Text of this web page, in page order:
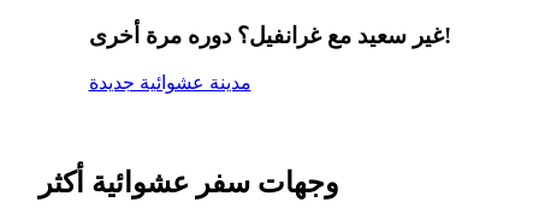
غير سعيد مع غرانفيل؟ دوره مرة أخرى!
مدينة عشوائية جديدة
وجهات سفر عشوائية أكثر